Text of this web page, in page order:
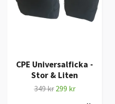
CPE Universalficka -
Stor & Liten
349 kr 299 kr